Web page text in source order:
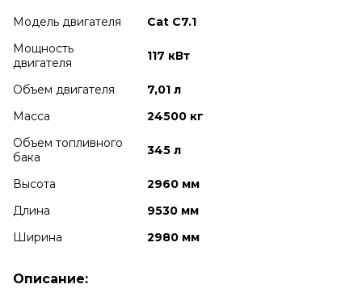
Модель двигателя
Cat C7.1
Мощность
двигателя
117 кВт
Объем двигателя
7,01 л
Масса
24500 кг
Объем топливного
бака
345 л
Высота
2960 мм
Длина
9530 мм
Ширина
2980 мм
Описание: